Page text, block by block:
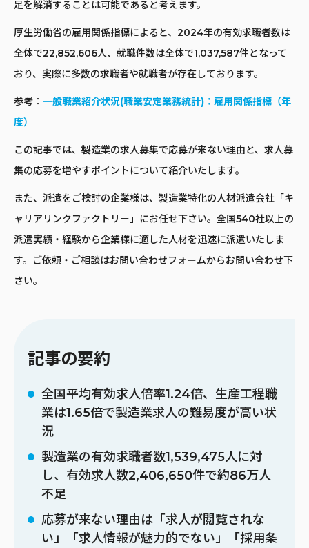
足を解消することは可能であると考えます。
厚生労働省の雇用関係指標によると、2024年の有効求職者数は
全体で22,852,606人、就職件数は全体で1,037,587件となって
おり、実際に多数の求職者や就職者が存在しております。
参考： 一般職業紹介状況(職業安定業務統計)：雇用関係指標（年
度）
この記事では、製造業の求人募集で応募が来ない理由と、求人募
集の応募を増やすポイントについて紹介いたします。
また、派遣をご検討の企業様は、製造業特化の人材派遣会社「キ
ャリアリンクファクトリー」にお任せ下さい。全国540社以上の
派遣実績・経験から企業様に適した人材を迅速に派遣いたしま
す。ご依頼・ご相談はお問い合わせフォームからお問い合わせ下
さい。
記事の要約
全国平均有効求人倍率1.24倍、生産工程職
業は1.65倍で製造業求人の難易度が高い状
況
製造業の有効求職者数1,539,475人に対
し、有効求人数2,406,650件で約86万人
不足
応募が来ない理由は「求人が閲覧されな
い」「求人情報が魅力的でない」「採用条